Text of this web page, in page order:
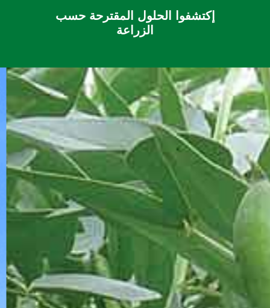
إكتشفوا الحلول المقترحة حسب
الزراعة